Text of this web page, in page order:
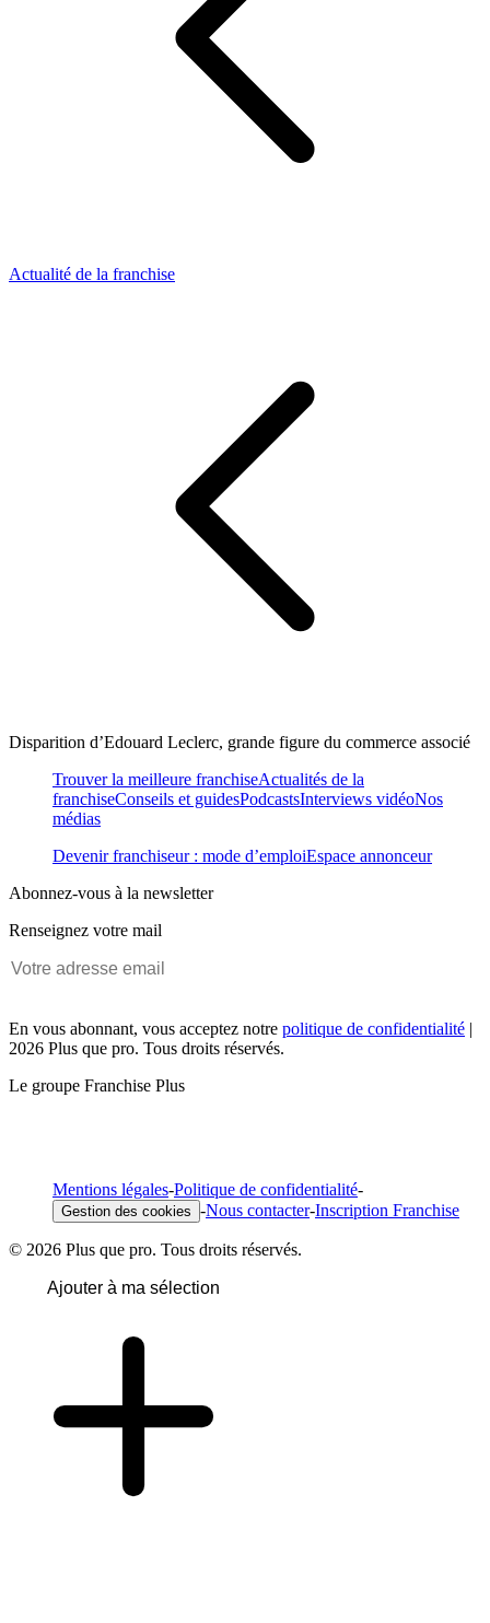
Actualité de la franchise
Disparition d’Edouard Leclerc, grande figure du commerce associé
Trouver la meilleure franchiseActualités de la
franchiseConseils et guidesPodcastsInterviews vidéoNos
médias
Devenir franchiseur : mode d’emploiEspace annonceur
Abonnez-vous à la newsletter
Renseignez votre mail
En vous abonnant, vous acceptez notre politique de confidentialité |
2026 Plus que pro. Tous droits réservés.
Le groupe Franchise Plus
Mentions légales-Politique de confidentialité-
Gestion des cookies -Nous contacter-Inscription Franchise
© 2026 Plus que pro. Tous droits réservés.
Ajouter à ma sélection